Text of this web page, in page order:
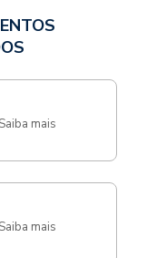
Saiba mais
Saiba mais